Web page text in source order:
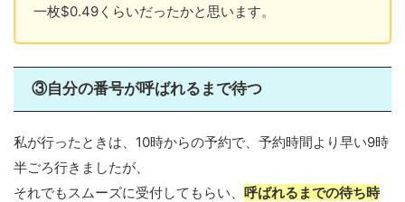
一枚$0.49くらいだったかと思います。
③自分の番号が呼ばれるまで待つ
私が行ったときは、10時からの予約で、予約時間より早い9時
半ごろ行きましたが、
それでもスムーズに受付してもらい、 呼ばれるまでの待ち時